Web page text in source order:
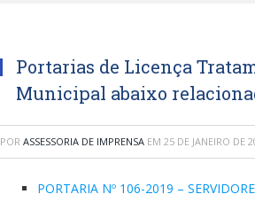
Portarias de Licença
Municipal abaixo
POR ASSESSORIA DE IMPRENSA EM 25 DE JANEIRO DE
PORTARIA Nº 106-2019 –